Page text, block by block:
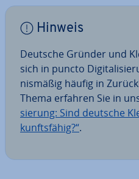
Hinweis
Deutsche Gründer und
sich in puncto
nis­mä­ßig häufig in
Thema erfahren Sie in
sie­rung: Sind deutsche
kunfts­fä­hig?“.